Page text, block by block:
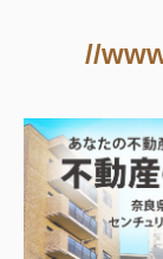
//